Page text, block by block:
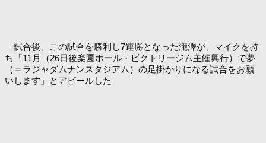
試合後、この試合を勝利し7連勝となった瀧澤が、マイクを持
ち「11月（26日後楽園ホール・ビクトリージム主催興行）で夢
（＝ラジャダムナンスタジアム）の足掛かりになる試合をお願
いします」とアピールした